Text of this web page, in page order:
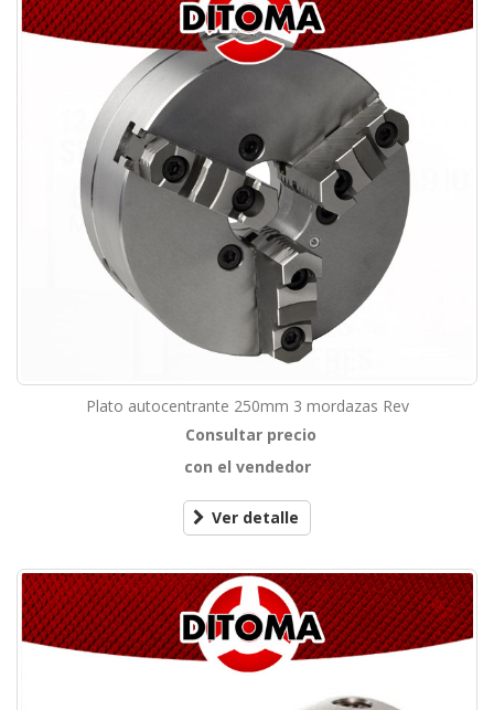
Plato autocentrante 250mm 3 mordazas Rev
Consultar precio
con el vendedor
Ver detalle